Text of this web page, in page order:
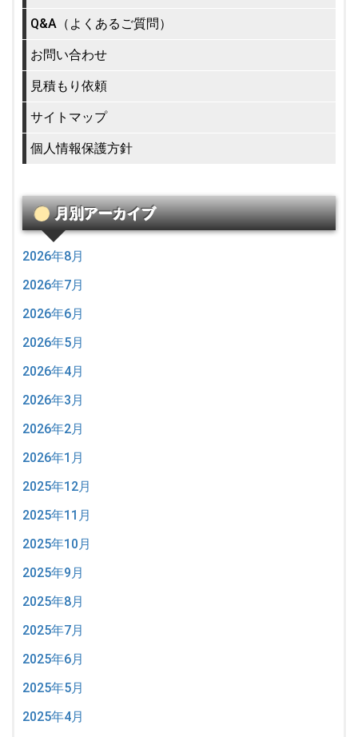
Q&A（よくあるご質問）
お問い合わせ
見積もり依頼
サイトマップ
個人情報保護方針
月別アーカイブ
2026年8月
2026年7月
2026年6月
2026年5月
2026年4月
2026年3月
2026年2月
2026年1月
2025年12月
2025年11月
2025年10月
2025年9月
2025年8月
2025年7月
2025年6月
2025年5月
2025年4月